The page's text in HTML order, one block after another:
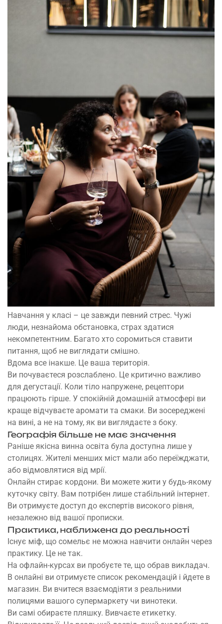
Навчання у класі – це завжди певний стрес. Чужі
люди, незнайома обстановка, страх здатися
некомпетентним. Багато хто соромиться ставити
питання, щоб не виглядати смішно.
Вдома все інакше. Це ваша територія.
Ви почуваєтеся розслаблено. Це критично важливо
для дегустації. Коли тіло напружене, рецептори
працюють гірше. У спокійній домашній атмосфері ви
краще відчуваєте аромати та смаки. Ви зосереджені
на вині, а не на тому, як ви виглядаєте з боку.
Географія більше не має значення
Раніше якісна винна освіта була доступна лише у
столицях. Жителі менших міст мали або переїжджати,
або відмовлятися від мрії.
Онлайн стирає кордони. Ви можете жити у будь-якому
куточку світу. Вам потрібен лише стабільний інтернет.
Ви отримуєте доступ до експертів високого рівня,
незалежно від вашої прописки.
Практика, наближена до реальності
Існує міф, що сомельє не можна навчити онлайн через
практику. Це не так.
На офлайн-курсах ви пробуєте те, що обрав викладач.
В онлайні ви отримуєте список рекомендацій і йдете в
магазин. Ви вчитеся взаємодіяти з реальними
полицями вашого супермаркету чи винотеки.
Ви самі обираєте пляшку. Вивчаєте етикетку.